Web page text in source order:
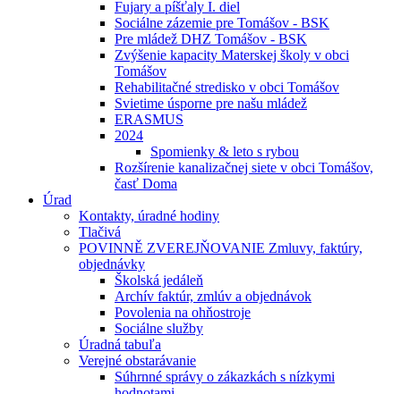
Fujary a píšťaly I. diel
Sociálne zázemie pre Tomášov - BSK
Pre mládež DHZ Tomášov - BSK
Zvýšenie kapacity Materskej školy v obci
Tomášov
Rehabilitačné stredisko v obci Tomášov
Svietime úsporne pre našu mládež
ERASMUS
2024
Spomienky & leto s rybou
Rozšírenie kanalizačnej siete v obci Tomášov,
časť Doma
Úrad
Kontakty, úradné hodiny
Tlačivá
POVINNĚ ZVEREJŇOVANIE Zmluvy, faktúry,
objednávky
Školská jedáleň
Archív faktúr, zmlúv a objednávok
Povolenia na ohňostroje
Sociálne služby
Úradná tabuľa
Verejné obstarávanie
Súhrnné správy o zákazkách s nízkymi